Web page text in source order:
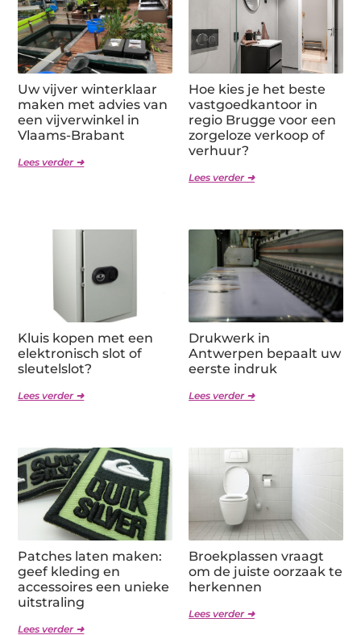
Uw vijver winterklaar
maken met advies van
een vijverwinkel in
Vlaams-Brabant
Lees verder ➜
Hoe kies je het beste
vastgoedkantoor in
regio Brugge voor een
zorgeloze verkoop of
verhuur?
Lees verder ➜
Kluis kopen met een
elektronisch slot of
sleutelslot?
Lees verder ➜
Drukwerk in
Antwerpen bepaalt uw
eerste indruk
Lees verder ➜
Patches laten maken:
geef kleding en
accessoires een unieke
uitstraling
Lees verder ➜
Broekplassen vraagt
om de juiste oorzaak te
herkennen
Lees verder ➜